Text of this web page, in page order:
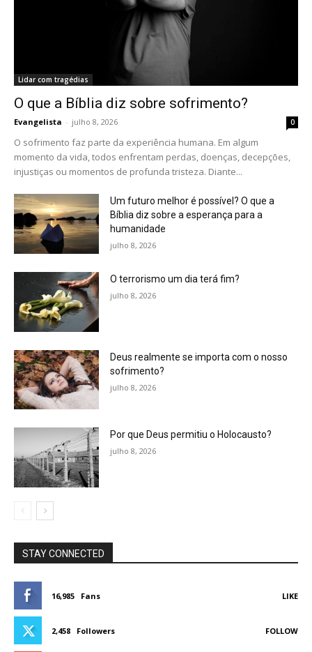
Lidar com tragédias
O que a Bíblia diz sobre sofrimento?
Evangelista - julho 8, 2026 0
O sofrimento faz parte da experiência humana. Em algum
momento da vida, todos enfrentam perdas, doenças, decepções,
injustiças ou momentos de profunda tristeza. Diante...
Um futuro melhor é possível? O que a
Bíblia diz sobre a esperança para a
humanidade
julho 8, 2026
O terrorismo um dia terá fim?
julho 8, 2026
Deus realmente se importa com o nosso
sofrimento?
julho 8, 2026
Por que Deus permitiu o Holocausto?
julho 8, 2026
STAY CONNECTED
16,985 Fans LIKE
2,458 Followers FOLLOW